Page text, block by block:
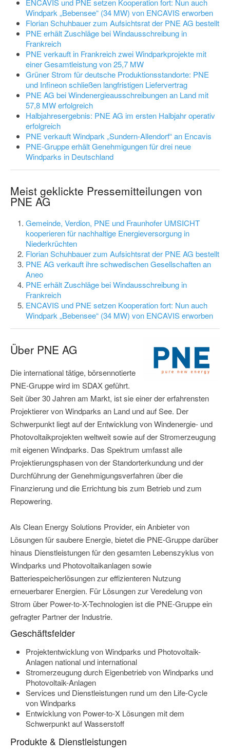
ENCAVIS und PNE setzen Kooperation fort: Nun auch
Windpark „Bebensee“ (34 MW) von ENCAVIS erworben
Florian Schuhbauer zum Aufsichtsrat der PNE AG bestellt
PNE erhält Zuschläge bei Windausschreibung in
Frankreich
PNE verkauft in Frankreich zwei Windparkprojekte mit
einer Gesamtleistung von 25,7 MW
Grüner Strom für deutsche Produktionsstandorte: PNE
und Infineon schließen langfristigen Liefervertrag
PNE AG bei Windenergieausschreibungen an Land mit
57,8 MW erfolgreich
Halbjahresergebnis: PNE AG im ersten Halbjahr operativ
erfolgreich
PNE verkauft Windpark „Sundern-Allendorf“ an Encavis
PNE-Gruppe erhält Genehmigungen für drei neue
Windparks in Deutschland
Meist geklickte Pressemitteilungen von
PNE AG
Gemeinde, Verdion, PNE und Fraunhofer UMSICHT
kooperieren für nachhaltige Energieversorgung in
Niederkrüchten
Florian Schuhbauer zum Aufsichtsrat der PNE AG bestellt
PNE AG verkauft ihre schwedischen Gesellschaften an
Aneo
PNE erhält Zuschläge bei Windausschreibung in
Frankreich
ENCAVIS und PNE setzen Kooperation fort: Nun auch
Windpark „Bebensee“ (34 MW) von ENCAVIS erworben
Über PNE AG
Die international tätige, börsennotierte
PNE-Gruppe wird im SDAX geführt.
Seit über 30 Jahren am Markt, ist sie einer der erfahrensten
Projektierer von Windparks an Land und auf See. Der
Schwerpunkt liegt auf der Entwicklung von Windenergie- und
Photovoltaikprojekten weltweit sowie auf der Stromerzeugung
mit eigenen Windparks. Das Spektrum umfasst alle
Projektierungsphasen von der Standorterkundung und der
Durchführung der Genehmigungsverfahren über die
Finanzierung und die Errichtung bis zum Betrieb und zum
Repowering.
Als Clean Energy Solutions Provider, ein Anbieter von
Lösungen für saubere Energie, bietet die PNE-Gruppe darüber
hinaus Dienstleistungen für den gesamten Lebenszyklus von
Windparks und Photovoltaikanlagen sowie
Batteriespeicherlösungen zur effizienteren Nutzung
erneuerbarer Energien. Für Lösungen zur Veredelung von
Strom über Power-to-X-Technologien ist die PNE-Gruppe ein
gefragter Partner der Industrie.
Geschäftsfelder
Projektentwicklung von Windparks und Photovoltaik-
Anlagen national und international
Stromerzeugung durch Eigenbetrieb von Windparks und
Photovoltaik-Anlagen
Services und Dienstleistungen rund um den Life-Cycle
von Windparks
Entwicklung von Power-to-X Lösungen mit dem
Schwerpunkt auf Wasserstoff
Produkte & Dienstleistungen